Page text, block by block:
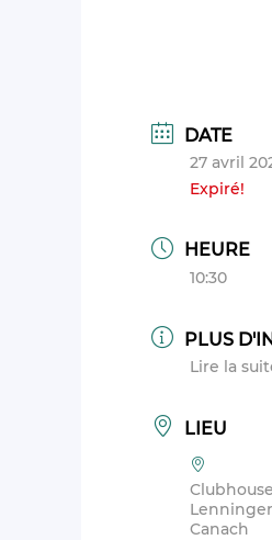
DATE
27 avril
Expiré!
HEURE
10:30
PLUS
Lire la
LIEU
Canach